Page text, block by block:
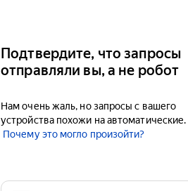
Подтвердите, что запросы
отправляли вы, а не робот
Нам очень жаль, но запросы с вашего
устройства похожи на автоматические.
Почему это могло произойти?